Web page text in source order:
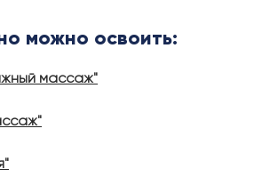
можно освоить:
массаж"